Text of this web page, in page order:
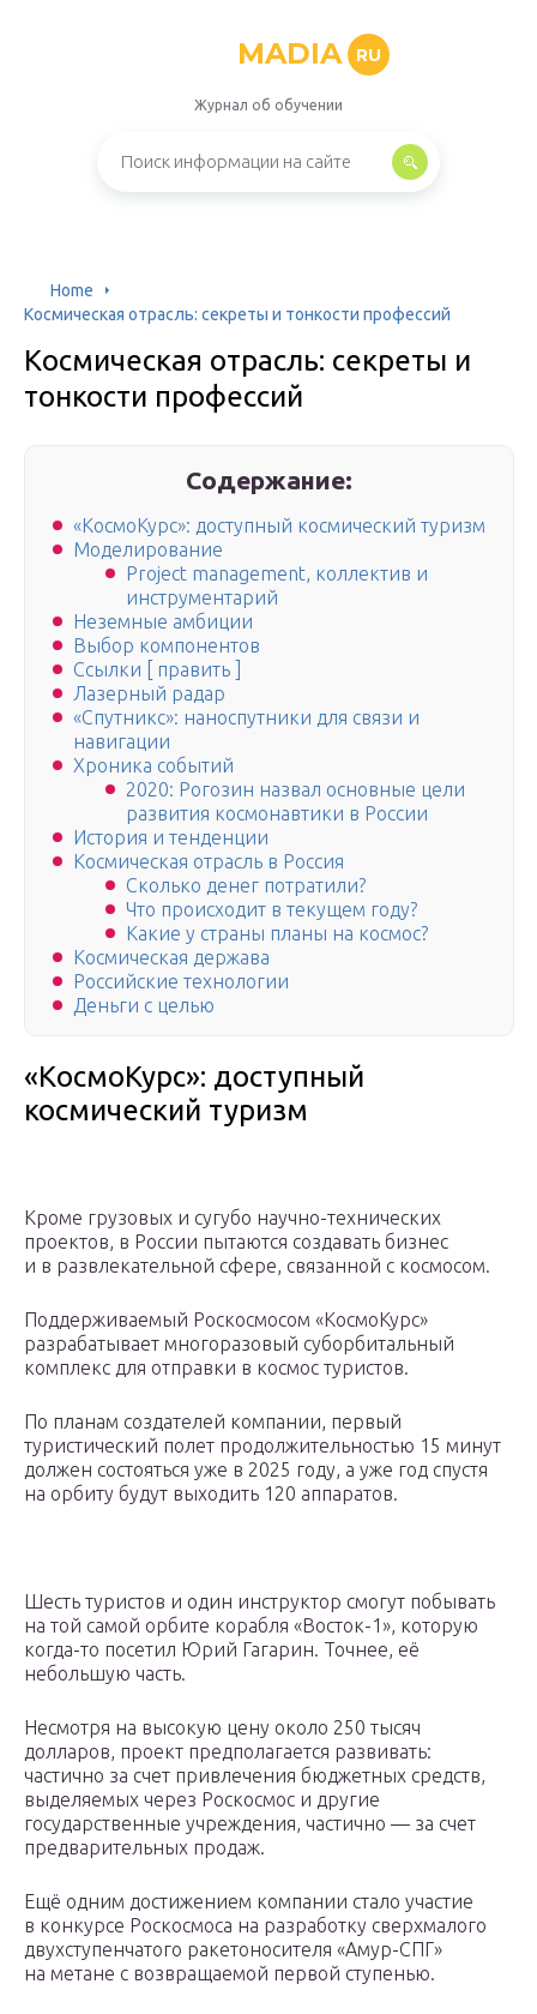
MADIA RU
Журнал об обучении
Home
Космическая отрасль: секреты и тонкости профессий
Космическая отрасль: секреты и
тонкости профессий
Содержание:
«КосмоКурс»: доступный космический туризм
Моделирование
Project management, коллектив и
инструментарий
Неземные амбиции
Выбор компонентов
Ссылки [ править ]
Лазерный радар
«Спутникс»: наноспутники для связи и
навигации
Хроника событий
2020: Рогозин назвал основные цели
развития космонавтики в России
История и тенденции
Космическая отрасль в Россия
Сколько денег потратили?
Что происходит в текущем году?
Какие у страны планы на космос?
Космическая держава
Российские технологии
Деньги с целью
«КосмоКурс»: доступный
космический туризм
Кроме грузовых и сугубо научно-технических
проектов, в России пытаются создавать бизнес
и в развлекательной сфере, связанной с космосом.
Поддерживаемый Роскосмосом «КосмоКурс»
разрабатывает многоразовый суборбитальный
комплекс для отправки в космос туристов.
По планам создателей компании, первый
туристический полет продолжительностью 15 минут
должен состояться уже в 2025 году, а уже год спустя
на орбиту будут выходить 120 аппаратов.
Шесть туристов и один инструктор смогут побывать
на той самой орбите корабля «Восток-1», которую
когда-то посетил Юрий Гагарин. Точнее, её
небольшую часть.
Несмотря на высокую цену около 250 тысяч
долларов, проект предполагается развивать:
частично за счет привлечения бюджетных средств,
выделяемых через Роскосмос и другие
государственные учреждения, частично — за счет
предварительных продаж.
Ещё одним достижением компании стало участие
в конкурсе Роскосмоса на разработку сверхмалого
двухступенчатого ракетоносителя «Амур-СПГ»
на метане с возвращаемой первой ступенью.